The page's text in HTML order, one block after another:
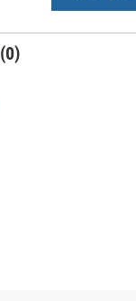
(0)